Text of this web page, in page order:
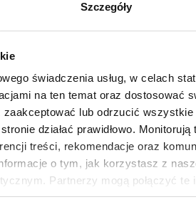
Szczegóły
świadczenia usług, w celach
na ten temat oraz dostosować
lub odrzucić
działać prawidłowo.
treści, rekomendacje oraz
o tym, jak korzystasz z
Partnerzy mogą połączyć
z ich usług.